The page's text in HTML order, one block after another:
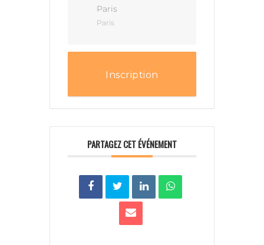
Paris
Paris
Inscription
PARTAGEZ CET ÉVÉNEMENT